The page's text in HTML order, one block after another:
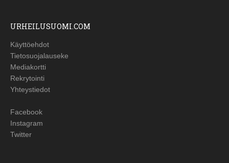
URHEILUSUOMI.COM
Käyttöehdot
Tietosuojalauseke
Mediakortti
Rekrytointi
Yhteystiedot
Facebook
Instagram
Twitter